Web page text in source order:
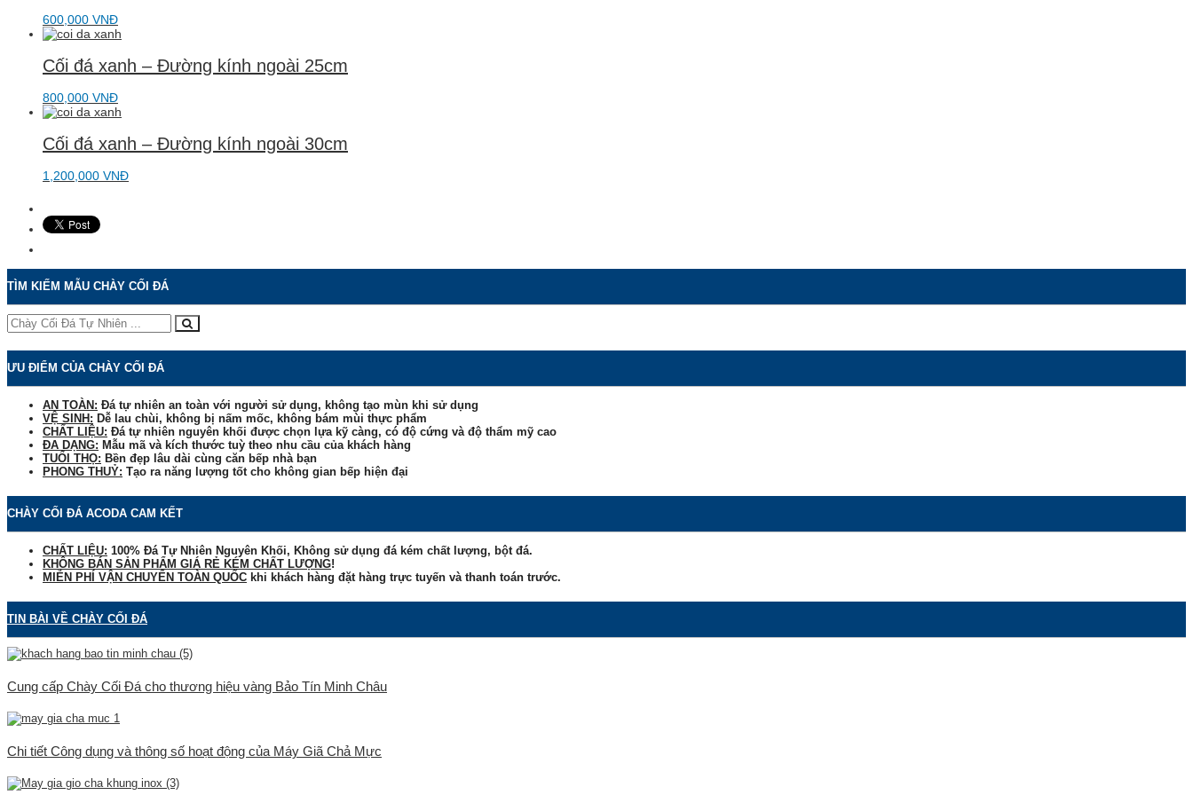
600,000 VNĐ
Cối đá xanh – Đường kính ngoài 25cm
800,000 VNĐ
Cối đá xanh – Đường kính ngoài 30cm
1,200,000 VNĐ
TÌM KIẾM MẪU CHÀY CỐI ĐÁ
ƯU ĐIỂM CỦA CHÀY CỐI ĐÁ
AN TOÀN: Đá tự nhiên an toàn với người sử dụng, không tạo mùn khi sử dụng
VỆ SINH: Dễ lau chùi, không bị nấm mốc, không bám mùi thực phẩm
CHẤT LIỆU: Đá tự nhiên nguyên khối được chọn lựa kỹ càng, có độ cứng và độ thẩm mỹ cao
ĐA DẠNG: Mẫu mã và kích thước tuỳ theo nhu cầu của khách hàng
TUỔI THỌ: Bền đẹp lâu dài cùng căn bếp nhà bạn
PHONG THUỶ: Tạo ra năng lượng tốt cho không gian bếp hiện đại
CHÀY CỐI ĐÁ ACODA CAM KẾT
CHẤT LIỆU: 100% Đá Tự Nhiên Nguyên Khối, Không sử dụng đá kém chất lượng, bột đá.
KHÔNG BÁN SẢN PHẨM GIÁ RẺ KÉM CHẤT LƯỢNG!
MIỄN PHÍ VẬN CHUYỂN TOÀN QUỐC khi khách hàng đặt hàng trực tuyến và thanh toán trước.
TIN BÀI VỀ CHÀY CỐI ĐÁ
Cung cấp Chày Cối Đá cho thương hiệu vàng Bảo Tín Minh Châu
Chi tiết Công dụng và thông số hoạt động của Máy Giã Chả Mực